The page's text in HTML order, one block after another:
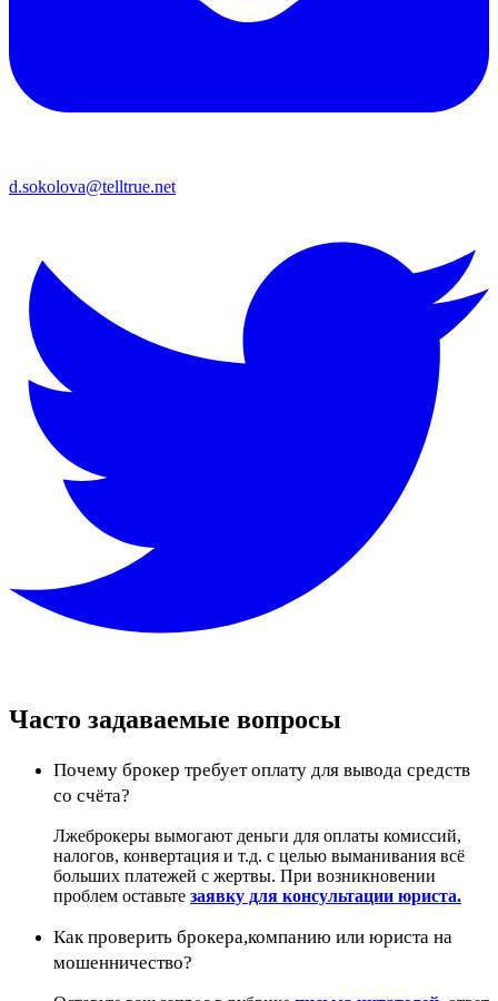
d.sokolova@telltrue.net
Часто задаваемые вопросы
Почему брокер требует оплату для вывода средств
со счёта?
Лжеброкеры вымогают деньги для оплаты комиссий,
налогов, конвертация и т.д. с целью выманивания всё
больших платежей с жертвы. При возникновении
проблем оставьте заявку для консультации юриста.
Как проверить брокера,компанию или юриста на
мошенничество?